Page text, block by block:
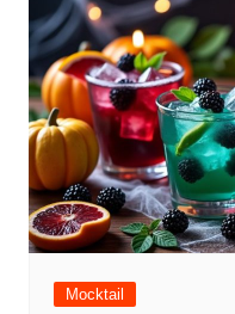
Mocktail